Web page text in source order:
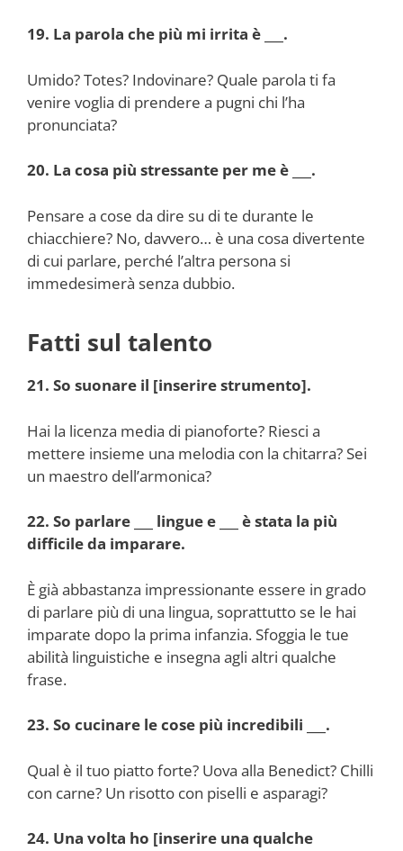
19. La parola che più mi irrita è ___.
Umido? Totes? Indovinare? Quale parola ti fa
venire voglia di prendere a pugni chi l’ha
pronunciata?
20. La cosa più stressante per me è ___.
Pensare a cose da dire su di te durante le
chiacchiere? No, davvero… è una cosa divertente
di cui parlare, perché l’altra persona si
immedesimerà senza dubbio.
Fatti sul talento
21. So suonare il [inserire strumento].
Hai la licenza media di pianoforte? Riesci a
mettere insieme una melodia con la chitarra? Sei
un maestro dell’armonica?
22. So parlare ___ lingue e ___ è stata la più
difficile da imparare.
È già abbastanza impressionante essere in grado
di parlare più di una lingua, soprattutto se le hai
imparate dopo la prima infanzia. Sfoggia le tue
abilità linguistiche e insegna agli altri qualche
frase.
23. So cucinare le cose più incredibili ___.
Qual è il tuo piatto forte? Uova alla Benedict? Chilli
con carne? Un risotto con piselli e asparagi?
24. Una volta ho [inserire una qualche